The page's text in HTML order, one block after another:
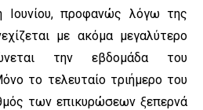
Ιουνίου, προφανώς λόγω της
με ακόμα μεγαλύτερο
την εβδομάδα του
το τελευταίο τριήμερο του
των επικυρώσεων ξεπερνά